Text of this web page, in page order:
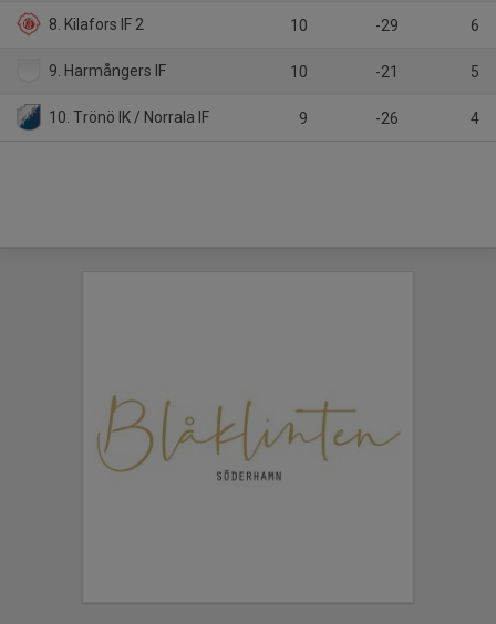
8. Kilafors IF 2 10 -29 6
9. Harmångers IF 10 -21 5
10. Trönö IK / Norrala IF 9 -26 4